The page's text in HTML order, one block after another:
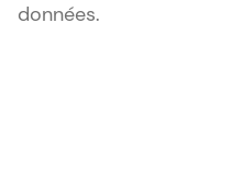
données.